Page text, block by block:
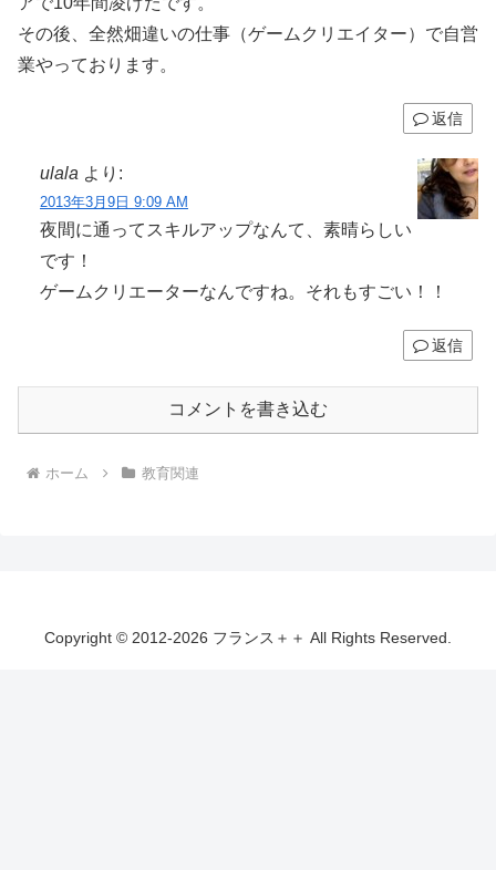
その後、全然畑違いの仕事（ゲームクリエイター）で自営
業やっております。
返信
ulala より:
2013年3月9日 9:09 AM
夜間に通ってスキルアップなんて、素晴らしい
です！
ゲームクリエーターなんですね。それもすごい！！
返信
コメントを書き込む
ホーム 教育関連
Copyright © 2012-2026 フランス＋＋ All Rights Reserved.